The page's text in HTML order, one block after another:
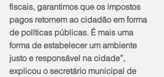
fiscais, garantimos que os impostos
pagos retornem ao cidadão em forma
de políticas públicas. É mais uma
forma de estabelecer um ambiente
justo e responsável na cidade”,
explicou o secretário municipal de